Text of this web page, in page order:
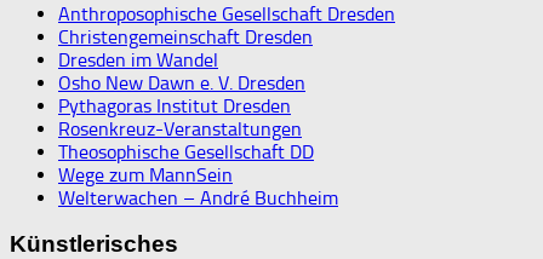
Anthroposophische Gesellschaft Dresden
Christengemeinschaft Dresden
Dresden im Wandel
Osho New Dawn e. V. Dresden
Pythagoras Institut Dresden
Rosenkreuz-Veranstaltungen
Theosophische Gesellschaft DD
Wege zum MannSein
Welterwachen – André Buchheim
Künstlerisches